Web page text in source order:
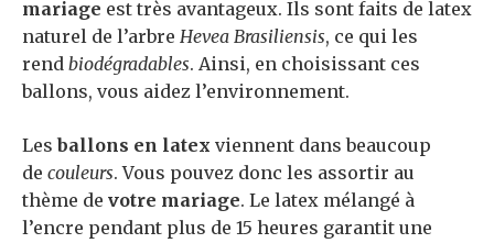
mariage est très avantageux. Ils sont faits de latex
naturel de l’arbre Hevea Brasiliensis, ce qui les
rend biodégradables. Ainsi, en choisissant ces
ballons, vous aidez l’environnement.
Lesballons en latex viennent dans beaucoup
de couleurs. Vous pouvez donc les assortir au
thème de votre mariage. Le latex mélangé à
l’encre pendant plus de 15 heures garantit une